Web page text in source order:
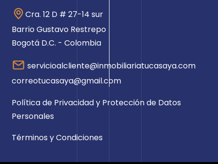
Cra. 12 D # 27-14 sur
Barrio Gustavo Restrepo
Bogotá D.C. - Colombia
servicioalcliente@inmobiliariatucasaya.com
correotucasaya@gmail.com
Política de Privacidad y Protección de Datos
Personales
Términos y Condiciones